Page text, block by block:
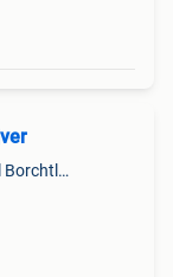
Liedekerke +Deel Borchtlombeek